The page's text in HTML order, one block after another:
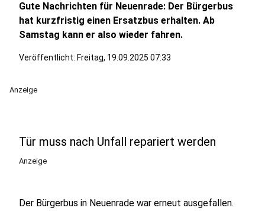
Gute Nachrichten für Neuenrade: Der Bürgerbus
hat kurzfristig einen Ersatzbus erhalten. Ab
Samstag kann er also wieder fahren.
Veröffentlicht: Freitag, 19.09.2025 07:33
Anzeige
Tür muss nach Unfall repariert werden
Anzeige
Der Bürgerbus in Neuenrade war erneut ausgefallen.